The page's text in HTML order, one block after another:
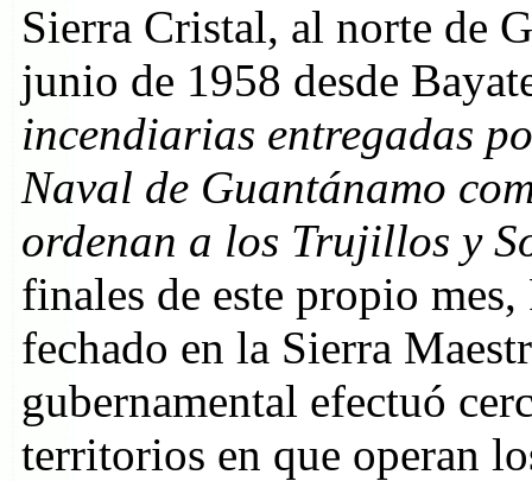
Sierra Cristal, al norte de
junio de 1958 desde
incendiarias entregadas
Naval de Guantánamo
ordenan a los Trujillos y
finales de este propio
fechado en la Sierra
gubernamental efectuó
territorios en que operan